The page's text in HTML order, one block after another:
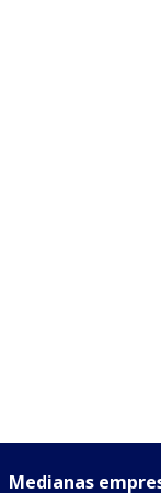
Medianas